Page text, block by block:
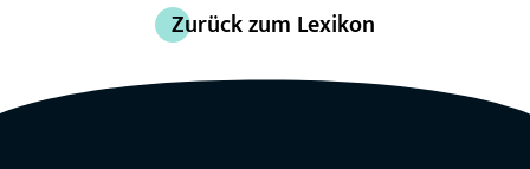
Zurück zum Lexikon